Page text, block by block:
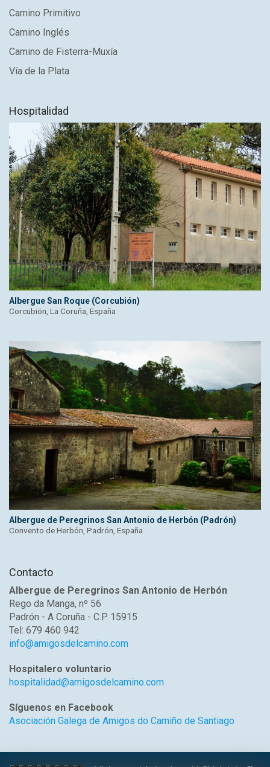
Camino Primitivo
Camino Inglés
Camino de Fisterra-Muxía
Vía de la Plata
Hospitalidad
Albergue San Roque (Corcubión)
Corcubión, La Coruña, España
Albergue de Peregrinos San Antonio de Herbón (Padrón)
Convento de Herbón, Padrón, España
Contacto
Albergue de Peregrinos San Antonio de Herbón
Rego da Manga, nº 56
Padrón - A Coruña - C.P. 15915
Tel: 679 460 942
info@amigosdelcamino.com
Hospitalero voluntario
hospitalidad@amigosdelcamino.com
Síguenos en Facebook
Asociación Galega de Amigos do Camiño de Santiago